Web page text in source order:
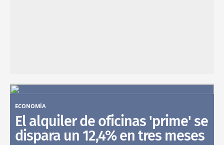
ECONOMÍA
El alquiler de oficinas 'prime' se
dispara un 12,4% en tres meses